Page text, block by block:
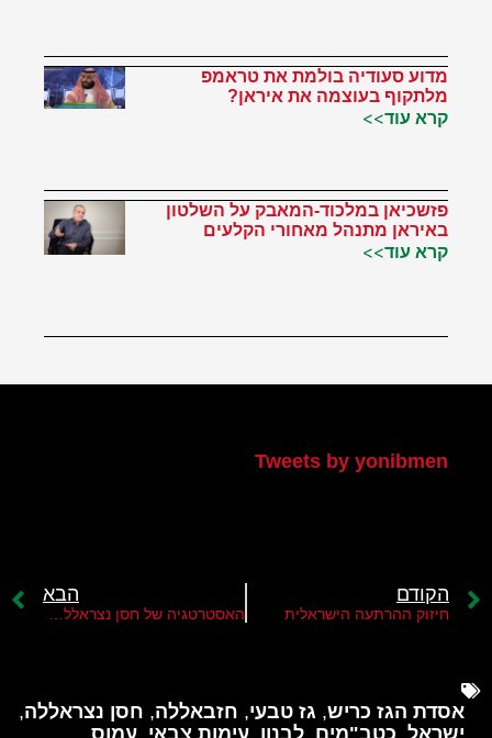
מדוע סעודיה בולמת את טראמפ
מלתקוף בעוצמה את איראן?
קרא עוד>>
פזשכיאן במלכוד-המאבק על השלטון
באיראן מתנהל מאחורי הקלעים
קרא עוד>>
Tweets by yonibmen
הקודם
חיזוק ההרתעה הישראלית
הבא
אסדת הגז כריש, גז טבעי, חזבאללה, חסן נצראללה,
ישראל כטב"מים לבנון עימות צבאי עמוס